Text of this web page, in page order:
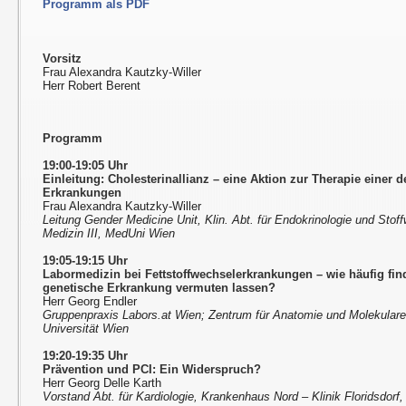
Programm als PDF
Vorsitz
Frau Alexandra Kautzky-Willer
Herr Robert Berent
Programm
19:00-19:05 Uhr
Einleitung: Cholesterinallianz – eine Aktion zur Therapie einer
Erkrankungen
Frau Alexandra Kautzky-Willer
Leitung Gender Medicine Unit, Klin. Abt. für Endokrinologie und
Medizin III, MedUni Wien
19:05-19:15 Uhr
Labormedizin bei Fettstoffwechselerkrankungen – wie häufig
genetische Erkrankung vermuten lassen?
Herr Georg Endler
Gruppenpraxis Labors.at Wien; Zentrum für Anatomie und
Universität Wien
19:20-19:35 Uhr
Prävention und PCI: Ein Widerspruch?
Herr Georg Delle Karth
Vorstand Abt. für Kardiologie, Krankenhaus Nord – Klinik